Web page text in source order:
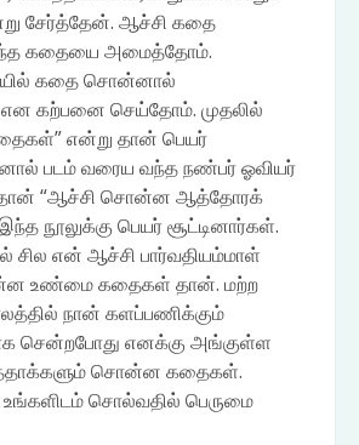
சேர்த்தேன். ஆச்சி கதை
கதையை அமைத்தோம்.
கதை சொன்னால்
என கற்பனை செய்தோம். முதலில்
என்று தான் பெயர்
படம் வரைய வந்த நண்பர் ஓவியர்
தான் “ஆச்சி சொன்ன ஆத்தோரக்
நூலுக்கு பெயர் சூட்டினார்கள்.
என் ஆச்சி பார்வதியம்மாள்
உண்மை கதைகள் தான். மற்ற
நான் களப்பணிக்கும்
சென்றபோது எனக்கு அங்குள்ள
சொன்ன கதைகள்.
சொல்வதில் பெருமை